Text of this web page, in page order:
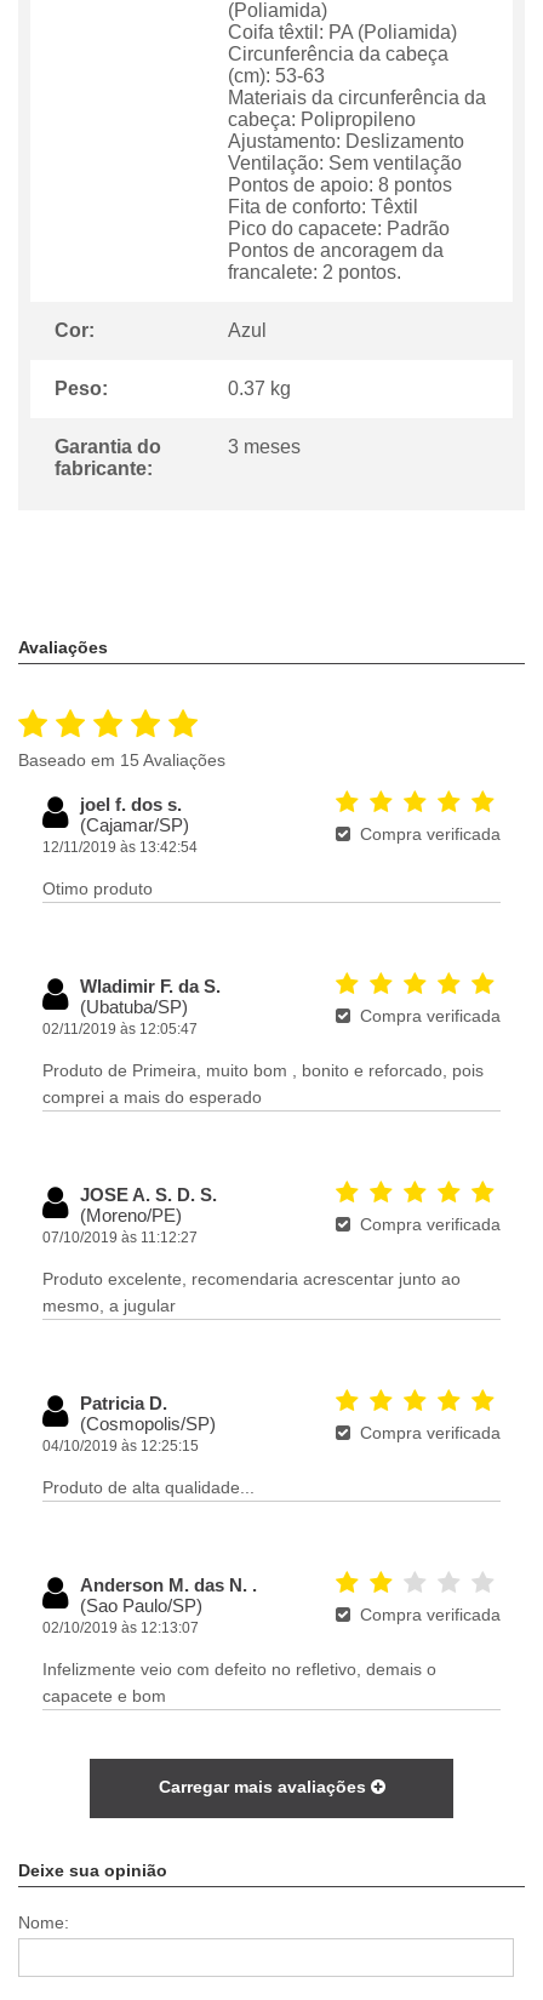
(Poliamida)
Coifa têxtil: PA (Poliamida)
Circunferência da cabeça
(cm): 53-63
Materiais da circunferência da
cabeça: Polipropileno
Ajustamento: Deslizamento
Ventilação: Sem ventilação
Pontos de apoio: 8 pontos
Fita de conforto: Têxtil
Pico do capacete: Padrão
Pontos de ancoragem da
francalete: 2 pontos.
Cor: Azul
Peso: 0.37 kg
Garantia do
fabricante:
3 meses
Avaliações
Baseado em 15 Avaliações
joel f. dos s.
(Cajamar/SP)
12/11/2019 às 13:42:54
Compra verificada
Otimo produto
Wladimir F. da S.
(Ubatuba/SP)
02/11/2019 às 12:05:47
Compra verificada
Produto de Primeira, muito bom , bonito e reforcado, pois
comprei a mais do esperado
JOSE A. S. D. S.
(Moreno/PE)
07/10/2019 às 11:12:27
Compra verificada
Produto excelente, recomendaria acrescentar junto ao
mesmo, a jugular
Patricia D.
(Cosmopolis/SP)
04/10/2019 às 12:25:15
Compra verificada
Produto de alta qualidade...
Anderson M. das N. .
(Sao Paulo/SP)
02/10/2019 às 12:13:07
Compra verificada
Infelizmente veio com defeito no refletivo, demais o
capacete e bom
Carregar mais avaliações
Deixe sua opinião
Nome: